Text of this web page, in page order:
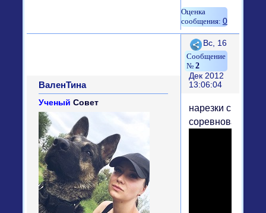
0
Поделиться
2
Вс, 16
Дек 2012
13:06:04
ВаленТина
Ученый Совет
нарезки с
соревнований.